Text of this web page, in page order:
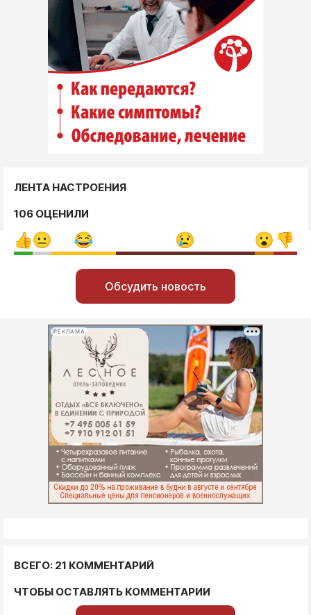
ЛЕНТА НАСТРОЕНИЯ
106 ОЦЕНИЛИ
Обсудить новость
РЕКЛАМА
ВСЕГО: 21 КОММЕНТАРИЙ
ЧТОБЫ ОСТАВЛЯТЬ КОММЕНТАРИИ